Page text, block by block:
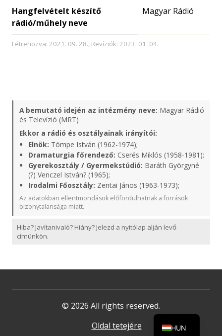
Hangfelvételt készítő
rádió/műhely neve
Magyar Rádió
Létrehozva: 2021. 09. 28.; Revíziók: 2023. 01. 04.
A bemutató idején az intézmény neve: Magyar Rádió
és Televízió (MRT)
Ekkor a rádió és osztályainak irányítói:
Elnök: Tömpe István (1962-1974);
Dramaturgia főrendező: Cserés Miklós (1958-1981);
Gyerekosztály / Gyermekstúdió: Baráth Györgyné
(?) Venczel István? (1965);
Irodalmi Főosztály: Zentai János (1963-1973);
Az adatokban ellentmondások előfordulhatnak a források
bizonytalansága miatt.
Hiba? Javítanivaló? Hiány? Jelezd a nyitólap alján levő
címünkön.
© 2026 All rights reserved.
Oldal tetejére
HUN